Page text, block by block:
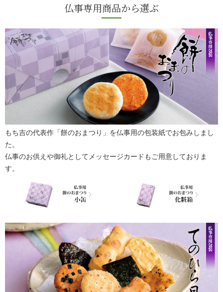
仏事専用商品から選ぶ
もち吉の代表作「餅のおまつり」を仏事用の包装紙でお包みしまし
た。
仏事のお供えや御礼としてメッセージカードもご用意しておりま
す。